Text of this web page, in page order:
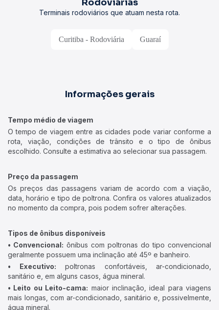
Rodoviárias
Terminais rodoviários que atuam nesta rota.
Curitiba - Rodoviária Guaraí
Informações gerais
Tempo médio de viagem
O tempo de viagem entre as cidades pode variar conforme a
rota, viação, condições de trânsito e o tipo de ônibus
escolhido. Consulte a estimativa ao selecionar sua passagem.
Preço da passagem
Os preços das passagens variam de acordo com a viação,
data, horário e tipo de poltrona. Confira os valores atualizados
no momento da compra, pois podem sofrer alterações.
Tipos de ônibus disponíveis
• Convencional: ônibus com poltronas do tipo convencional
geralmente possuem uma inclinação até 45º e banheiro.
• Executivo: poltronas confortáveis, ar-condicionado,
sanitário e, em alguns casos, água mineral.
• Leito ou Leito-cama: maior inclinação, ideal para viagens
mais longas, com ar-condicionado, sanitário e, possivelmente,
água mineral.